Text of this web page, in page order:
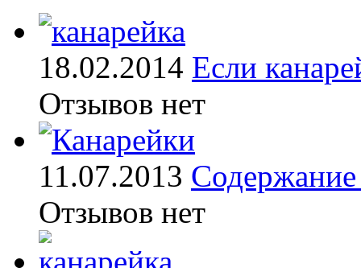
18.02.2014 Если
Отзывов нет
11.07.2013 Содержание
Отзывов нет